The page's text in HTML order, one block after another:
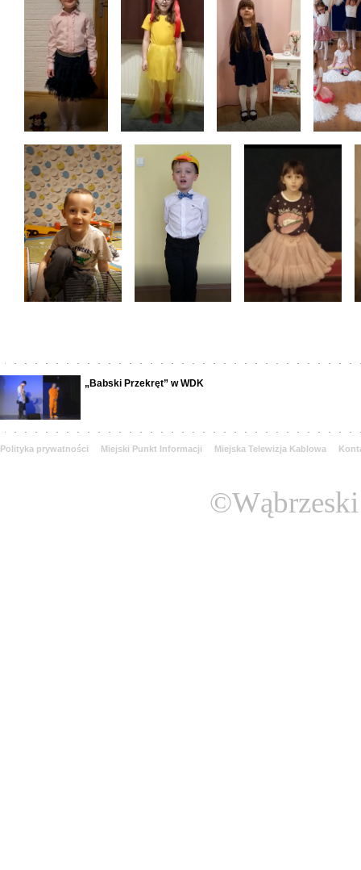
„Babski Przekręt” w WDK
Polityka prywatności Miejski Punkt Informacji Miejska Telewizja Kablowa